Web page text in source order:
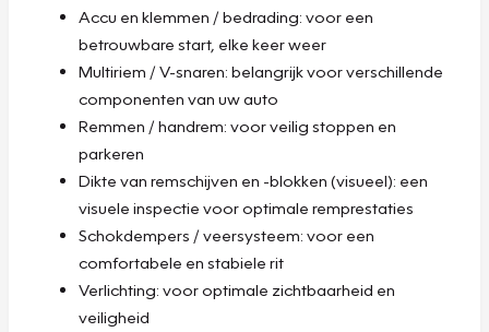
Accu en klemmen / bedrading: voor een
betrouwbare start, elke keer weer
Multiriem / V-snaren: belangrijk voor verschillende
componenten van uw auto
Remmen / handrem: voor veilig stoppen en
parkeren
Dikte van remschijven en -blokken (visueel): een
visuele inspectie voor optimale remprestaties
Schokdempers / veersysteem: voor een
comfortabele en stabiele rit
Verlichting: voor optimale zichtbaarheid en
veiligheid